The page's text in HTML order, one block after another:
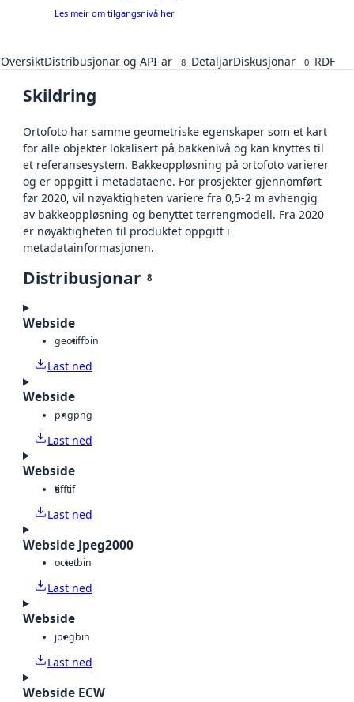
Les meir om tilgangsnivå her
OversiktDistribusjonar og API-ar 8 DetaljarDiskusjonar 0 RDF
Skildring
Ortofoto har samme geometriske egenskaper som et kart
for alle objekter lokalisert på bakkenivå og kan knyttes til
et referansesystem. Bakkeoppløsning på ortofoto varierer
og er oppgitt i metadataene. For prosjekter gjennomført
før 2020, vil nøyaktigheten variere fra 0,5-2 m avhengig
av bakkeoppløsning og benyttet terrengmodell. Fra 2020
er nøyaktigheten til produktet oppgitt i
metadatainformasjonen.
Distribusjonar 8
Webside
geotiffbin
Last ned
Webside
pngpng
Last ned
Webside
tifftif
Last ned
Webside Jpeg2000
octetbin
Last ned
Webside
jpegbin
Last ned
Webside ECW